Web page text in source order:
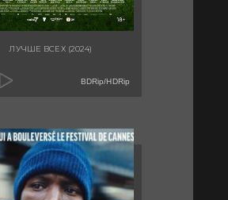
ЛУЧШЕ ВСЕХ (2024)
BDRip/HDRip